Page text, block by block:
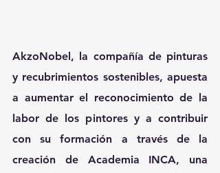
AkzoNobel, la compañía de pinturas
y recubrimientos sostenibles, apuesta
a aumentar el reconocimiento de la
labor de los pintores y a contribuir
con su formación a través de la
creación de Academia INCA, una